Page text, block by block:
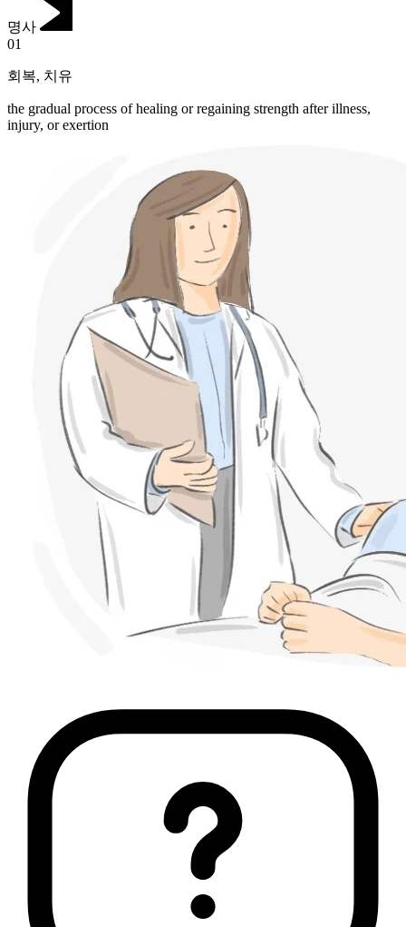
명사
01
회복, 치유
the gradual process of healing or regaining strength after illness,
injury, or exertion